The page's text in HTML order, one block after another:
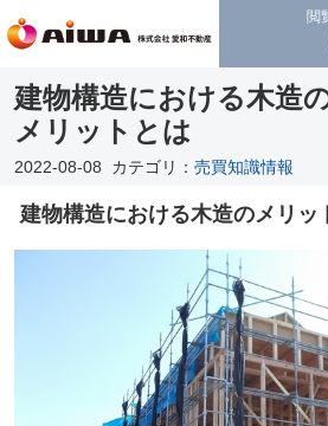
閲
建物構造における木造
メリットとは
2022-08-08 カテゴリ： 売買知識情報
建物構造における木造のメリッ